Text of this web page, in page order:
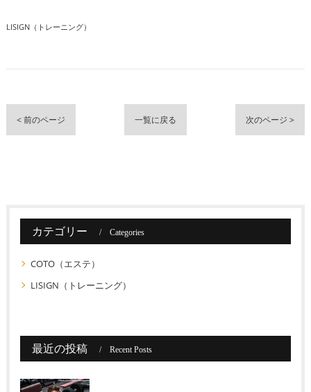
LISIGN（トレーニング）
< 前のページ 一覧に戻る 次のページ >
カテゴリー Categories
COTO（エステ）
LISIGN（トレーニング）
最近の投稿 Recent Posts